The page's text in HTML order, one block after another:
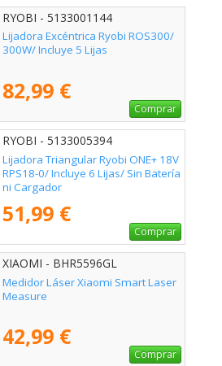
RYOBI - 5133001144
Lijadora Excéntrica Ryobi ROS300/
300W/ Incluye 5 Lijas
82,99 €
Comprar
RYOBI - 5133005394
Lijadora Triangular Ryobi ONE+ 18V
RPS18-0/ Incluye 6 Lijas/ Sin Batería
ni Cargador
51,99 €
Comprar
XIAOMI - BHR5596GL
Medidor Láser Xiaomi Smart Laser
Measure
42,99 €
Comprar